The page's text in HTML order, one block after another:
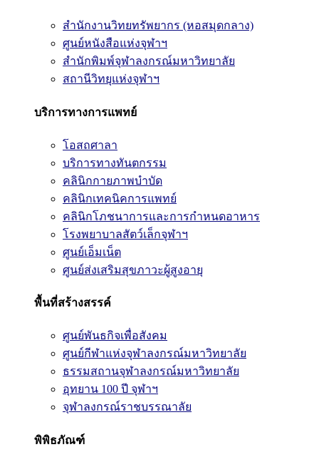
สำนักงานวิทยทรัพยากร (หอสมุดกลาง)
ศูนย์หนังสือแห่งจุฬาฯ
สำนักพิมพ์จุฬาลงกรณ์มหาวิทยาลัย
สถานีวิทยุแห่งจุฬาฯ
บริการทางการแพทย์
โอสถศาลา
บริการทางทันตกรรม
คลินิกกายภาพบำบัด
คลินิกเทคนิคการแพทย์
คลินิกโภชนาการและการกำหนดอาหาร
โรงพยาบาลสัตว์เล็กจุฬาฯ
ศูนย์เอ็มเน็ต
ศูนย์ส่งเสริมสุขภาวะผู้สูงอายุ
พื้นที่สร้างสรรค์
ศูนย์พันธกิจเพื่อสังคม
ศูนย์กีฬาแห่งจุฬาลงกรณ์มหาวิทยาลัย
ธรรมสถานจุฬาลงกรณ์มหาวิทยาลัย
อุทยาน 100 ปี จุฬาฯ
จุฬาลงกรณ์ราชบรรณาลัย
พิพิธภัณฑ์